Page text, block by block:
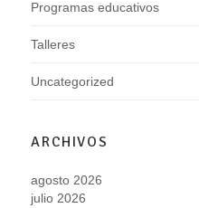
Programas educativos
Talleres
Uncategorized
ARCHIVOS
agosto 2026
julio 2026